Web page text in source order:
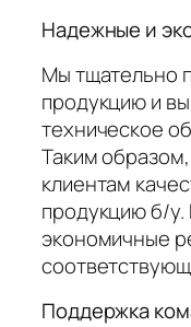
Надежные и
Мы тщательно
продукцию и
техническое
Таким
клиентам
продукцию б/
экономичные
Поддержка